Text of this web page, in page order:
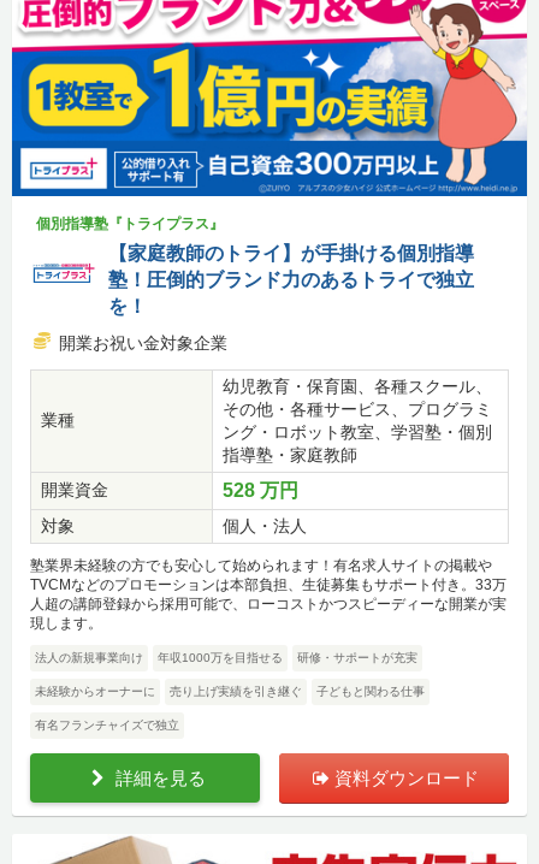
個別指導塾『トライプラス』
【家庭教師のトライ】が手掛ける個別指導
塾！圧倒的ブランド力のあるトライで独立
を！
開業お祝い金対象企業
業種
幼児教育・保育園、各種スクール、
その他・各種サービス、プログラミ
ング・ロボット教室、学習塾・個別
指導塾・家庭教師
開業資金
528 万円
対象 個人・法人
塾業界未経験の方でも安心して始められます！有名求人サイトの掲載や
TVCMなどのプロモーションは本部負担、生徒募集もサポート付き。33万
人超の講師登録から採用可能で、ローコストかつスピーディーな開業が実
現します。
法人の新規事業向け 年収1000万を目指せる 研修・サポートが充実
未経験からオーナーに 売り上げ実績を引き継ぐ 子どもと関わる仕事
有名フランチャイズで独立
詳細を見る 資料ダウンロード